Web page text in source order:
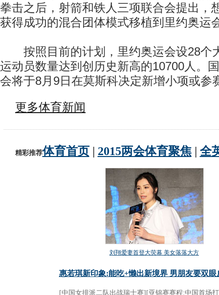
拳击之后，射箭和铁人三项联合会提出，
获得成功的混合团体模式移植到里约奥运
按照目前的计划，里约奥运会设28个
运动员数量达到创历史新高的10700人。
会将于8月9日在莫斯科决定新增小项或参
更多体育新闻